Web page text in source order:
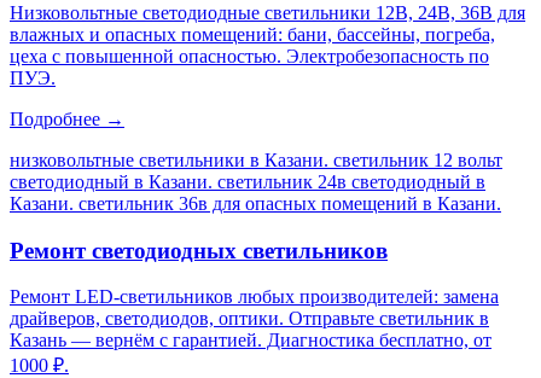
Низковольтные светодиодные светильники 12В, 24В, 36В для
влажных и опасных помещений: бани, бассейны, погреба,
цеха с повышенной опасностью. Электробезопасность по
ПУЭ.
Подробнее →
низковольтные светильники в Казани. светильник 12 вольт
светодиодный в Казани. светильник 24в светодиодный в
Казани. светильник 36в для опасных помещений в Казани.
Ремонт светодиодных светильников
Ремонт LED-светильников любых производителей: замена
драйверов, светодиодов, оптики. Отправьте светильник в
Казань — вернём с гарантией. Диагностика бесплатно, от
1000 ₽.